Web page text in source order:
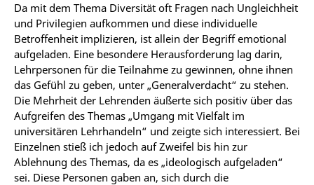
Da mit dem Thema Diversität oft Fragen nach Ungleichheit
und Privilegien aufkommen und diese individuelle
Betroffenheit implizieren, ist allein der Begriff emotional
aufgeladen. Eine besondere Herausforderung lag darin,
Lehrpersonen für die Teilnahme zu gewinnen, ohne ihnen
das Gefühl zu geben, unter „Generalverdacht“ zu stehen.
Die Mehrheit der Lehrenden äußerte sich positiv über das
Aufgreifen des Themas „Umgang mit Vielfalt im
universitären Lehrhandeln“ und zeigte sich interessiert. Bei
Einzelnen stieß ich jedoch auf Zweifel bis hin zur
Ablehnung des Themas, da es „ideologisch aufgeladen“
sei. Diese Personen gaben an, sich durch die